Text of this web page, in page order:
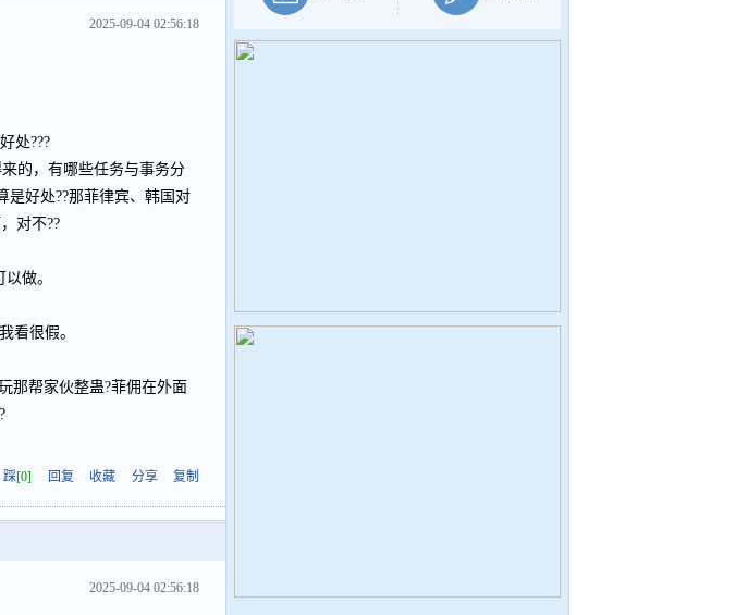
2025-09-04 02:56:18
处???
的，有哪些任务与事务分
是好处??那菲律宾、韩国对
对不??
做。
看很假。
那帮家伙整蛊?菲佣在外面
踩[0] 回复 收藏 分享 复制
2025-09-04 02:56:18